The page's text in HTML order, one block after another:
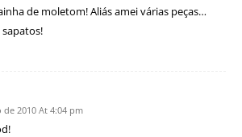
de moletom! Aliás amei várias peças…
de 2010 At 4:04 pm